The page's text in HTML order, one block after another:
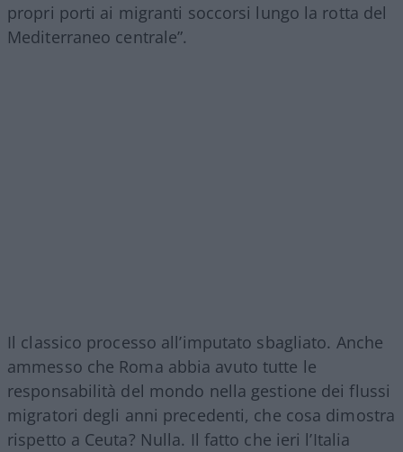
propri porti ai migranti soccorsi lungo la rotta del
Mediterraneo centrale”.
Il classico processo all’imputato sbagliato. Anche
ammesso che Roma abbia avuto tutte le
responsabilità del mondo nella gestione dei flussi
migratori degli anni precedenti, che cosa dimostra
rispetto a Ceuta? Nulla. Il fatto che ieri l’Italia